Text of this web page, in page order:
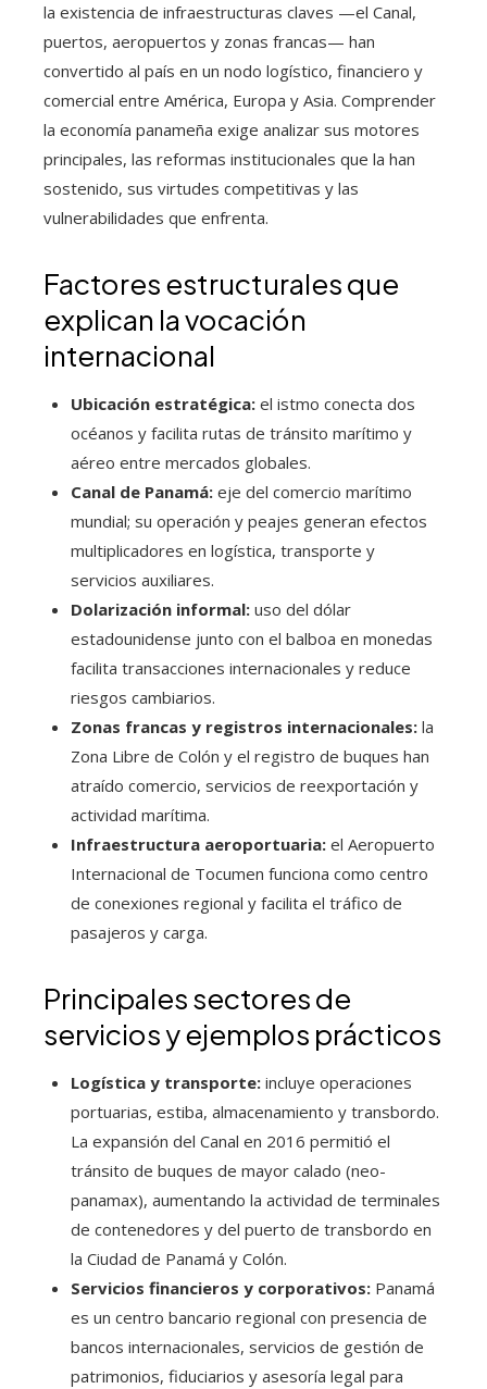
la existencia de infraestructuras claves —el Canal,
puertos, aeropuertos y zonas francas— han
convertido al país en un nodo logístico, financiero y
comercial entre América, Europa y Asia. Comprender
la economía panameña exige analizar sus motores
principales, las reformas institucionales que la han
sostenido, sus virtudes competitivas y las
vulnerabilidades que enfrenta.
Factores estructurales que
explican la vocación
internacional
Ubicación estratégica: el istmo conecta dos
océanos y facilita rutas de tránsito marítimo y
aéreo entre mercados globales.
Canal de Panamá: eje del comercio marítimo
mundial; su operación y peajes generan efectos
multiplicadores en logística, transporte y
servicios auxiliares.
Dolarización informal: uso del dólar
estadounidense junto con el balboa en monedas
facilita transacciones internacionales y reduce
riesgos cambiarios.
Zonas francas y registros internacionales: la
Zona Libre de Colón y el registro de buques han
atraído comercio, servicios de reexportación y
actividad marítima.
Infraestructura aeroportuaria: el Aeropuerto
Internacional de Tocumen funciona como centro
de conexiones regional y facilita el tráfico de
pasajeros y carga.
Principales sectores de
servicios y ejemplos prácticos
Logística y transporte: incluye operaciones
portuarias, estiba, almacenamiento y transbordo.
La expansión del Canal en 2016 permitió el
tránsito de buques de mayor calado (neo-
panamax), aumentando la actividad de terminales
de contenedores y del puerto de transbordo en
la Ciudad de Panamá y Colón.
Servicios financieros y corporativos: Panamá
es un centro bancario regional con presencia de
bancos internacionales, servicios de gestión de
patrimonios, fiduciarios y asesoría legal para